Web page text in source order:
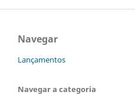
Navegar
Lançamentos
Navegar a categoria